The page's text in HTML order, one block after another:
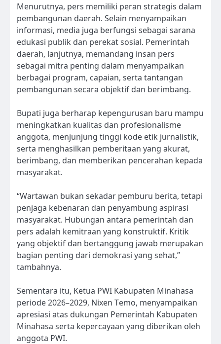
Menurutnya, pers memiliki peran strategis dalam
pembangunan daerah. Selain menyampaikan
informasi, media juga berfungsi sebagai sarana
edukasi publik dan perekat sosial. Pemerintah
daerah, lanjutnya, memandang insan pers
sebagai mitra penting dalam menyampaikan
berbagai program, capaian, serta tantangan
pembangunan secara objektif dan berimbang.
Bupati juga berharap kepengurusan baru mampu
meningkatkan kualitas dan profesionalisme
anggota, menjunjung tinggi kode etik jurnalistik,
serta menghasilkan pemberitaan yang akurat,
berimbang, dan memberikan pencerahan kepada
masyarakat.
“Wartawan bukan sekadar pemburu berita, tetapi
penjaga kebenaran dan penyambung aspirasi
masyarakat. Hubungan antara pemerintah dan
pers adalah kemitraan yang konstruktif. Kritik
yang objektif dan bertanggung jawab merupakan
bagian penting dari demokrasi yang sehat,”
tambahnya.
Sementara itu, Ketua PWI Kabupaten Minahasa
periode 2026–2029, Nixen Temo, menyampaikan
apresiasi atas dukungan Pemerintah Kabupaten
Minahasa serta kepercayaan yang diberikan oleh
anggota PWI.